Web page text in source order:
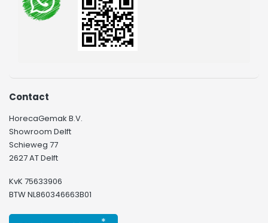
keuze van uw favoriete horecabestek.
Contact
HorecaGemak B.V.
Showroom Delft
Schieweg 77
2627 AT Delft
KvK 75633906
BTW NL860346663B01